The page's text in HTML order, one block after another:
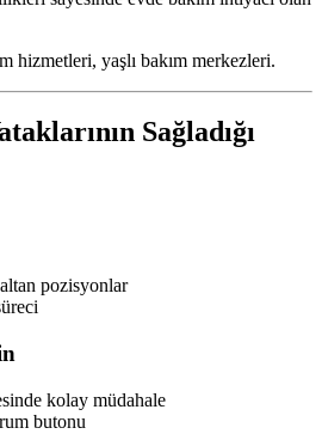
hizmetleri, yaşlı bakım merkezleri.
Sağladığı
pozisyonlar
kolay müdahale
butonu